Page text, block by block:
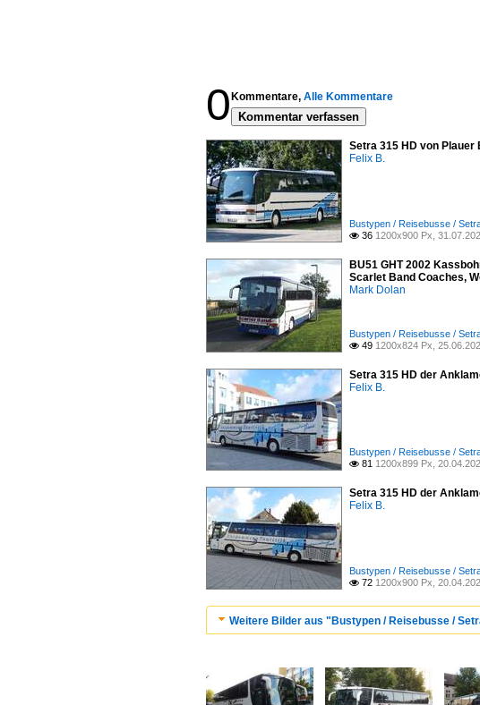
0 Kommentare, Alle Kommentare
Kommentar verfassen
Setra 315 HD von Plauer
Felix B.
Bustypen / Reisebusse /
 36 1200x900 Px,
BU51 GHT 2002
Scarlet Band Coaches,
Mark Dolan
Bustypen / Reisebusse /
 49 1200x824 Px,
Setra 315 HD der
Felix B.
Bustypen / Reisebusse /
 81 1200x899 Px,
Setra 315 HD der
Felix B.
Bustypen / Reisebusse /
 72 1200x900 Px,
Weitere Bilder aus "Bustypen / Reisebusse /